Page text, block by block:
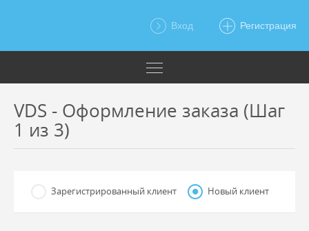
Вход Регистрация
VDS - Оформление заказа (Шаг
1 из 3)
Зарегистрированный клиент Новый клиент